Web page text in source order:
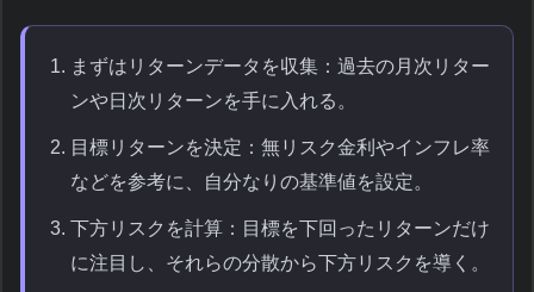
まずはリターンデータを収集：過去の月次リター
ンや日次リターンを手に入れる。
目標リターンを決定：無リスク金利やインフレ率
などを参考に、自分なりの基準値を設定。
下方リスクを計算：目標を下回ったリターンだけ
に注目し、それらの分散から下方リスクを導く。